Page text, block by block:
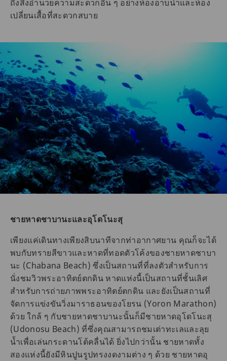
ถึงสิ่งอำนวยความสะดวกอื่น ๆ อย่างห้องอาบน้ำและห้อง
เปลี่ยนเสื้อที่สะดวกสบาย
ชายหาดชาบานะและอุโดโนะสุ
เพียงแค่เดินทางเพียงสิบนาทีจากท่าอากาศยาน คุณก็จะได้
พบกับทรายสีขาวและหาดที่ทอดตัวโค้งของชายหาดชาบา
นะ (Chabana Beach) ซึ่งเป็นสถานที่ที่ลงตัวสำหรับการ
นั่งชมวิวพระอาทิตย์ตกดิน หาดแห่งนี้เป็นสถานที่ชั้นเลิศ
สำหรับการถ่ายภาพพระอาทิตย์ตกดิน และยังเป็นสถานที่
จัดการแข่งขันวิ่งมาราธอนของโยรน (Yoron Marathon)
ด้วย ใกล้ ๆ กับชายหาดชาบานะนั้นก็มีชายหาดอุโดโนะสุ
(Udonosu Beach) ที่ซึ่งคุณสามารถชมเต่าทะเลและลุย
น้ำเพื่อเล่นกระดานโต้คลื่นได้ ยิ่งไปกว่านั้น ชายหาดทั้ง
สองแห่งนี้ยังมีหินปูนรูปทรงงดงามต่าง ๆ ด้วย ชายหาดอุ